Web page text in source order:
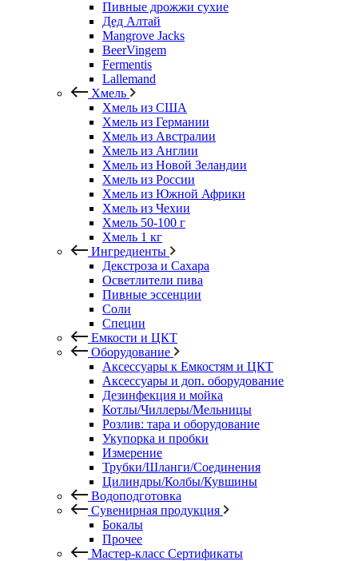
Пивные дрожжи сухие
Дед Алтай
Mangrove Jacks
BeerVingem
Fermentis
Lallemand
Хмель
Хмель из США
Хмель из Германии
Хмель из Австралии
Хмель из Англии
Хмель из Новой Зеландии
Хмель из России
Хмель из Южной Африки
Хмель из Чехии
Хмель 50-100 г
Хмель 1 кг
Ингредиенты
Декстроза и Сахара
Осветлители пива
Пивные эссенции
Соли
Специи
Емкости и ЦКТ
Оборудование
Аксессуары к Емкостям и ЦКТ
Аксессуары и доп. оборудование
Дезинфекция и мойка
Котлы/Чиллеры/Мельницы
Розлив: тара и оборудование
Укупорка и пробки
Измерение
Трубки/Шланги/Соединения
Цилиндры/Колбы/Кувшины
Водоподготовка
Сувенирная продукция
Бокалы
Прочее
Мастер-класс Сертификаты